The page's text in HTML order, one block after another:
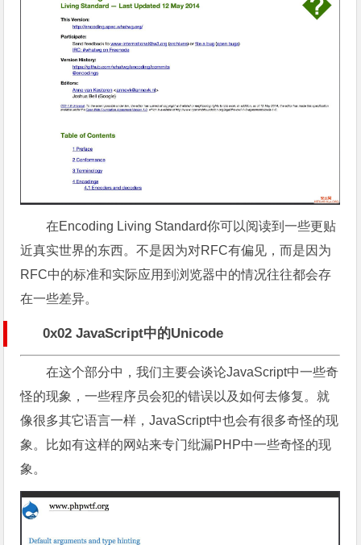
在Encoding Living Standard你可以阅读到一些更贴
近真实世界的东西。不是因为对RFC有偏见，而是因为
RFC中的标准和实际应用到浏览器中的情况往往都会存
在一些差异。
0x02 JavaScript中的Unicode
在这个部分中，我们主要会谈论JavaScript中一些奇
怪的现象，一些程序员会犯的错误以及如何去修复。就
像很多其它语言一样，JavaScript中也会有很多奇怪的现
象。比如有这样的网站来专门纰漏PHP中一些奇怪的现
象。